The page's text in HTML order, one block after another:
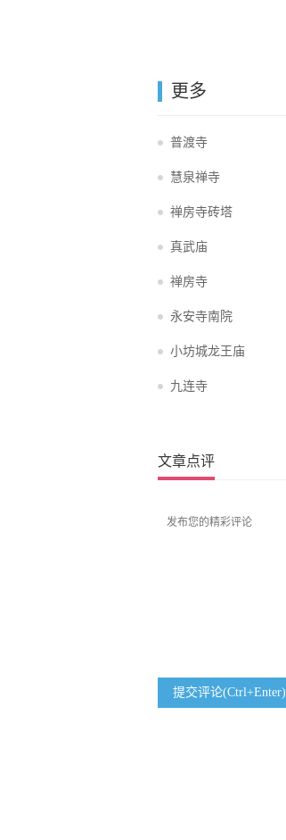
更多
普渡寺
慧泉禅寺
禅房寺砖塔
真武庙
禅房寺
永安寺南院
小坊城龙王庙
九连寺
文章点评
提交评论(Ctrl+Enter)